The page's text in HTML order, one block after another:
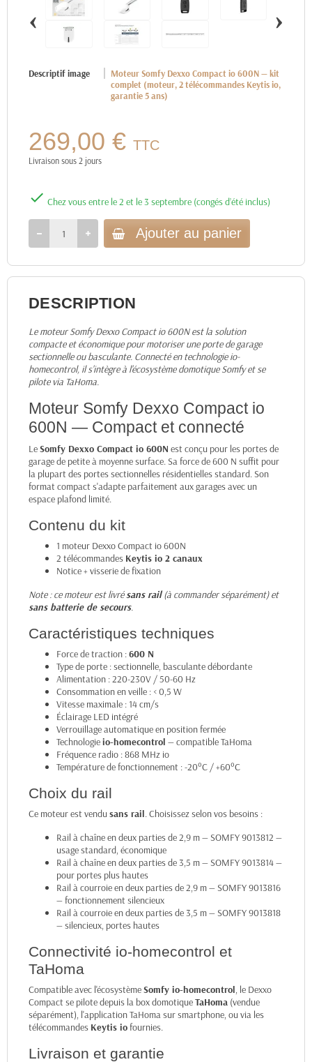
‹ ›
Descriptif image
Moteur Somfy Dexxo Compact io 600N — kit
complet (moteur, 2 télécommandes Keytis io,
garantie 5 ans)
269,00 € TTC
Livraison sous 2 jours
 Chez vous entre le 2 et le 3 septembre (congés d’été inclus)
Ajouter au panier
DESCRIPTION
Le moteur Somfy Dexxo Compact io 600N est la solution
compacte et économique pour motoriser une porte de garage
sectionnelle ou basculante. Connecté en technologie io-
homecontrol, il s'intègre à l'écosystème domotique Somfy et se
pilote via TaHoma.
Moteur Somfy Dexxo Compact io
600N — Compact et connecté
LeSomfy Dexxo Compact io 600N est conçu pour les portes de
garage de petite à moyenne surface. Sa force de 600 N suffit pour
la plupart des portes sectionnelles résidentielles standard. Son
format compact s'adapte parfaitement aux garages avec un
espace plafond limité.
Contenu du kit
1 moteur Dexxo Compact io 600N
2 télécommandes Keytis io 2 canaux
Notice + visserie de fixation
Note : ce moteur est livrésans rail(à commander séparément) et
sans batterie de secours.
Caractéristiques techniques
Force de traction :600 N
Type de porte : sectionnelle, basculante débordante
Alimentation : 220-230V / 50-60 Hz
Consommation en veille : < 0,5 W
Vitesse maximale : 14 cm/s
Éclairage LED intégré
Verrouillage automatique en position fermée
Technologieio-homecontrol — compatible TaHoma
Fréquence radio : 868 MHz io
Température de fonctionnement : -20°C / +60°C
Choix du rail
Ce moteur est vendusans rail. Choisissez selon vos besoins :
Rail à chaîne en deux parties de 2,9 m — SOMFY 9013812 —
usage standard, économique
Rail à chaîne en deux parties de 3,5 m — SOMFY 9013814—
pour portes plus hautes
Rail à courroie en deux parties de 2,9 m — SOMFY 9013816
— fonctionnement silencieux
Rail à courroie en deux parties de 3,5 m — SOMFY 9013818
— silencieux, portes hautes
Connectivité io-homecontrol et
TaHoma
Compatible avec l'écosystèmeSomfy io-homecontrol, le Dexxo
Compact se pilote depuis la box domotiqueTaHoma (vendue
séparément), l'application TaHoma sur smartphone, ou via les
télécommandes Keytis iofournies.
Livraison et garantie